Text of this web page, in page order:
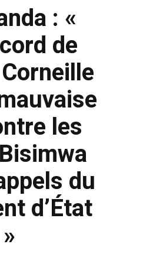
: «
de
les
du
d’État